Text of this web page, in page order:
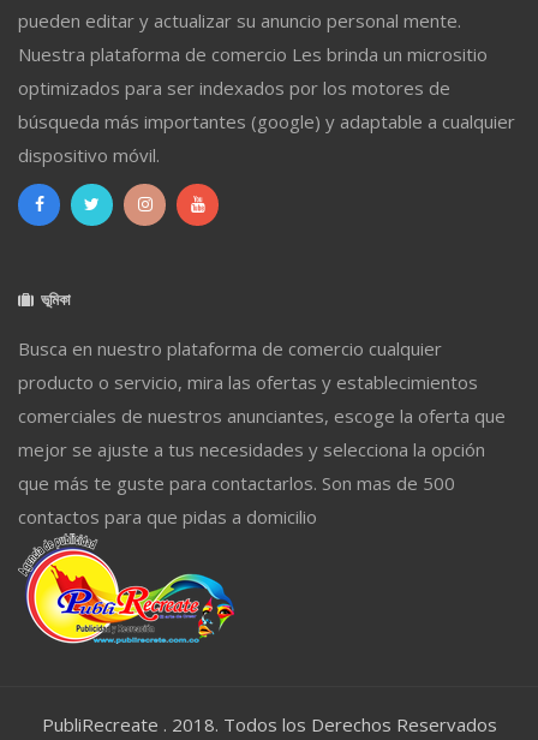
pueden editar y actualizar su anuncio personal mente.
Nuestra plataforma de comercio Les brinda un micrositio
optimizados para ser indexados por los motores de
búsqueda más importantes (google) y adaptable a cualquier
dispositivo móvil.
ভূমিকা
Busca en nuestro plataforma de comercio cualquier
producto o servicio, mira las ofertas y establecimientos
comerciales de nuestros anunciantes, escoge la oferta que
mejor se ajuste a tus necesidades y selecciona la opción
que más te guste para contactarlos. Son mas de 500
contactos para que pidas a domicilio
PubliRecreate . 2018. Todos los Derechos Reservados